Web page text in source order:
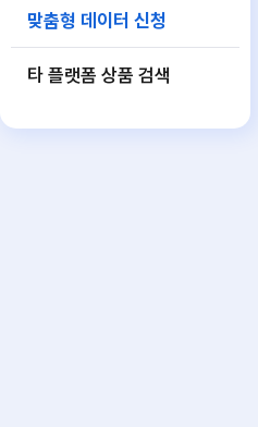
맞춤형 데이터 신청
타 플랫폼 상품 검색